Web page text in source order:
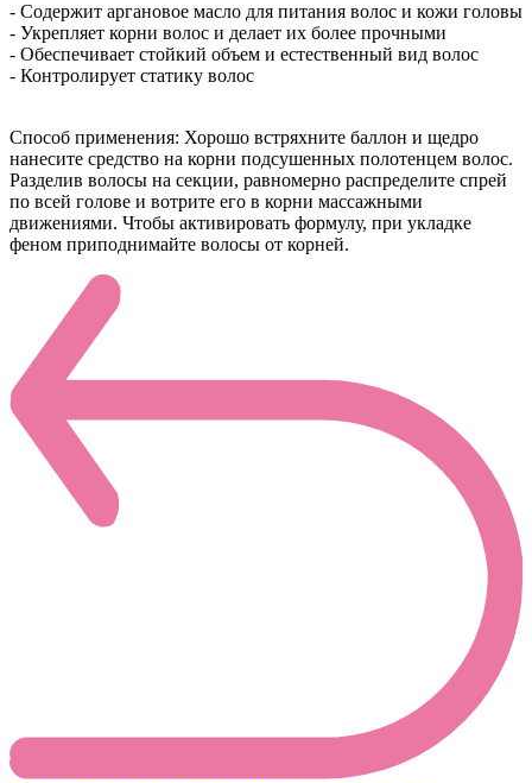
- Содержит аргановое масло для питания волос и кожи головы
- Укрепляет корни волос и делает их более прочными
- Обеспечивает стойкий объем и естественный вид волос
- Контролирует статику волос
Способ применения: Хорошо встряхните баллон и щедро
нанесите средство на корни подсушенных полотенцем волос.
Разделив волосы на секции, равномерно распределите спрей
по всей голове и вотрите его в корни массажными
движениями. Чтобы активировать формулу, при укладке
феном приподнимайте волосы от корней.